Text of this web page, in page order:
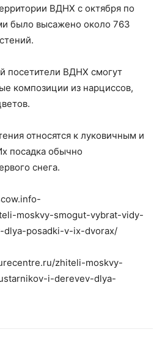
ВДНХ с октября по
было высажено около 763
посетители ВДНХ смогут
композиции из нарциссов,
относятся к луковичным и
посадка обычно
снега.
moskvy-smogut-vybrat-vidy-
posadki-v-ix-dvorax/
zhiteli-moskvy-
i-derevev-dlya-